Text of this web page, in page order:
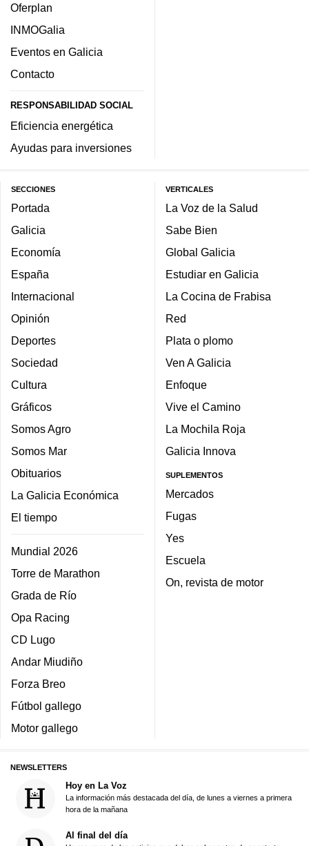
Oferplan
INMOGalia
Eventos en Galicia
Contacto
RESPONSABILIDAD SOCIAL
Eficiencia energética
Ayudas para inversiones
SECCIONES
Portada
Galicia
Economía
España
Internacional
Opinión
Deportes
Sociedad
Cultura
Gráficos
Somos Agro
Somos Mar
Obituarios
La Galicia Económica
El tiempo
Mundial 2026
Torre de Marathon
Grada de Río
Opa Racing
CD Lugo
Andar Miudiño
Forza Breo
Fútbol gallego
Motor gallego
VERTICALES
La Voz de la Salud
Sabe Bien
Global Galicia
Estudiar en Galicia
La Cocina de Frabisa
Red
Plata o plomo
Ven A Galicia
Enfoque
Vive el Camino
La Mochila Roja
Galicia Innova
SUPLEMENTOS
Mercados
Fugas
Yes
Escuela
On, revista de motor
NEWSLETTERS
Hoy en La Voz
La información más destacada del día, de lunes a viernes a primera
hora de la mañana
Al final del día